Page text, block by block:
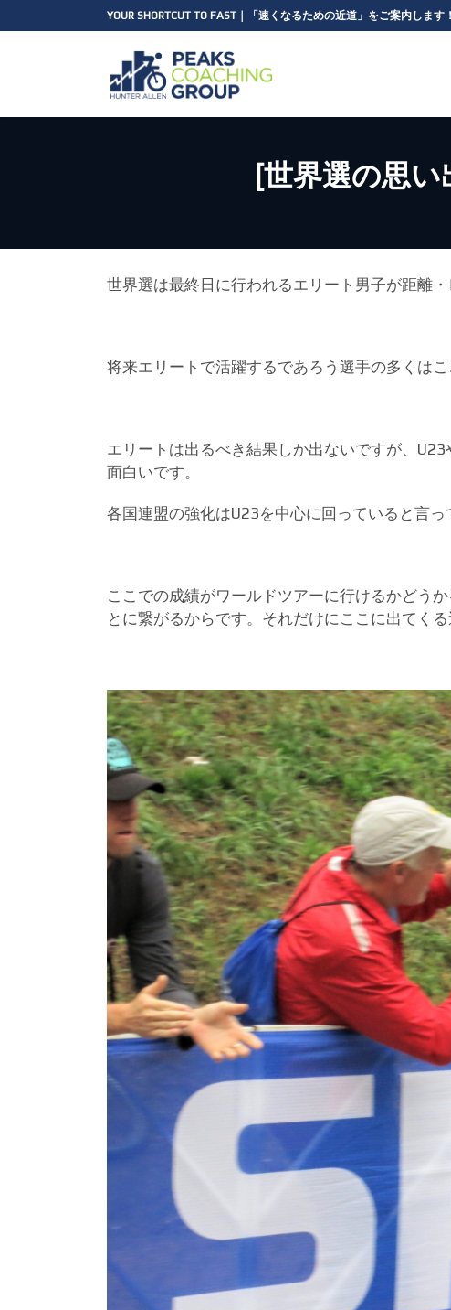
ン
へ
ビ
ョ
YOUR SHORTCUT TO FAST｜「速くなるための近道」をご案内します！
[世界選の思
世界選は最終日に行われるエリート男子が距離
将来エリートで活躍するであろう選手の多くは
エリートは出るべき結果しか出ないですが、
面白いです。
各国連盟の強化はU23を中心に回っていると言っ
ここでの成績がワールドツアーに行けるかどう
とに繋がるからです。それだけにここに出てくる